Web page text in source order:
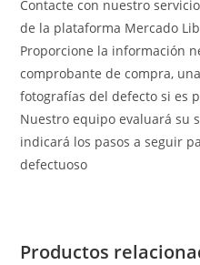
Contacte con nuestro
de la plataforma Mercado
Proporcione la información
comprobante de compra,
fotografías del defecto si es
Nuestro equipo evaluará su
indicará los pasos a seguir
defectuoso
Productos